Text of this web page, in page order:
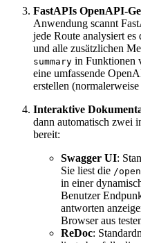
FastAPIs OpenAPI-
Anwendung scannt
jede Route analysiert
und alle zusätzlichen
summary in Funktionen
eine umfassende
erstellen
Interaktive
dann automatisch zwei
bereit:
Swagger UI:
Sie liest die /
in einer
Benutzer
antworten
Browser aus
ReDoc: